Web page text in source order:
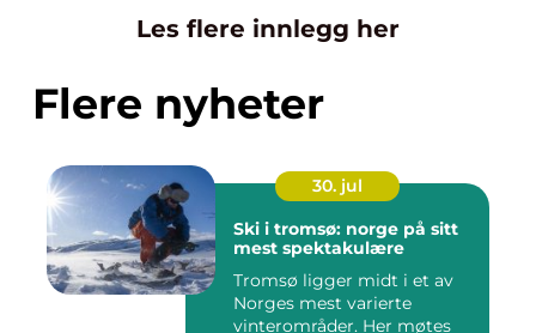
Les flere innlegg her
Flere nyheter
30. jul
Ski i tromsø: norge på sitt
mest spektakulære
Tromsø ligger midt i et av
Norges mest varierte
vinterområder. Her møtes